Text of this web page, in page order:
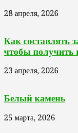
28 апреля, 2026
Как составлять
чтобы получить
23 апреля, 2026
Белый камень
25 марта, 2026